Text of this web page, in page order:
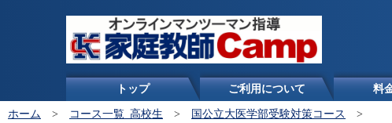
トップ ご利用について 料
ホーム > コース一覧_高校生 > 国公立大医学部受験対策コース >